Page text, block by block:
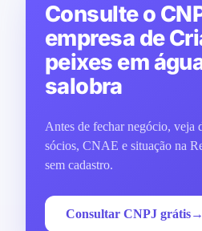
Consulte o
empresa de
peixes em
salobra
Antes de fechar negócio, veja
sócios, CNAE e situação na
sem cadastro.
Consultar CNPJ grátis→